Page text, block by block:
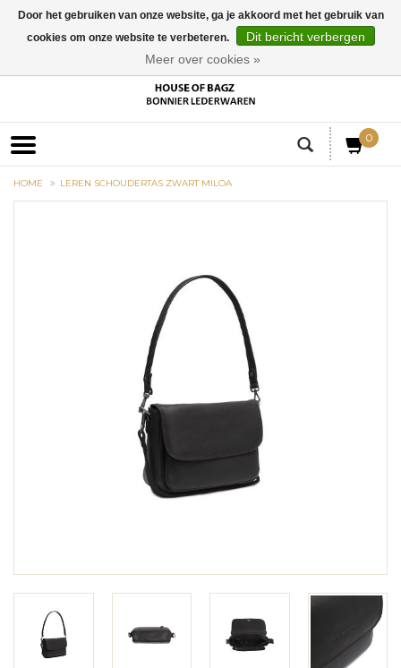
0
HOME LEREN SCHOUDERTAS ZWART MILOA
Door het gebruiken van onze website, ga je akkoord met het gebruik van
cookies om onze website te verbeteren.
Dit bericht verbergen
Meer over cookies »